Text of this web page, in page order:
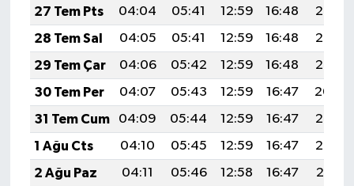
27 Tem Pts
04:04 05:41 12:59 16:48
20:07
28 Tem Sal
04:05 05:41 12:59 16:48
20:06
29 Tem Çar
04:06 05:42 12:59 16:48
20:05
30 Tem Per
04:07 05:43 12:59 16:47
20:04
31 Tem Cum
04:09 05:44 12:59 16:47
20:03
1 Ağu Cts
04:10 05:45 12:59 16:47
20:02
2 Ağu Paz
04:11 05:46 12:58 16:47
20:01
KİM KİMDİR
ÇEK GÖNDER
KİTAP
HEDEF2020
OTOMOBİL